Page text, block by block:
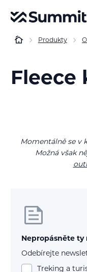
Produkty
Fleece
Momentálně se v
Možná však
Nepropásněte
Odebírejte
Treking a